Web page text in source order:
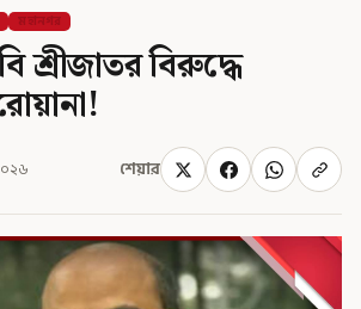
মহানগর
শ্রীজাতর বিরুদ্ধে
শেয়ার